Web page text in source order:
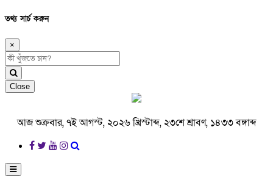
তথ্য সার্চ করুন
×
Close
আজ শুক্রবার, ৭ই আগস্ট, ২০২৬ খ্রিস্টাব্দ, ২৩শে শ্রাবণ, ১৪৩৩ বঙ্গাব্দ